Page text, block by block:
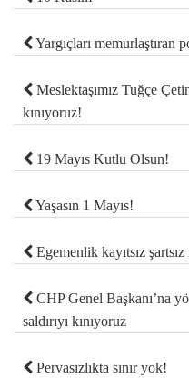
Yargıçları
Meslektaşımız Tuğçe
kınıyoruz!
19 Mayıs Kutlu Olsun!
Yaşasın 1 Mayıs!
Egemenlik kayıtsız
CHP Genel Başkanı’na
saldırıyı kınıyoruz
Pervasızlıkta sınır yok!